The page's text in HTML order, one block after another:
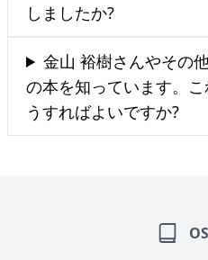
しましたか?
金山 裕樹さんやその
の本を知っています。
うすればよいですか?